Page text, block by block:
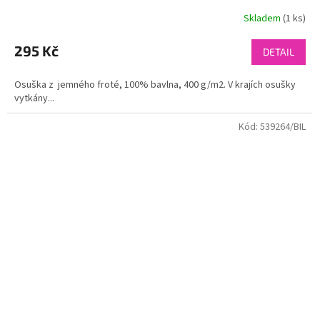
Skladem (1 ks)
295 Kč DETAIL
Osuška z jemného froté, 100% bavlna, 400 g/m2. V krajích osušky
vytkány...
Kód: 539264/BIL